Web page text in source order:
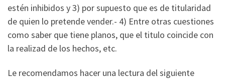
estén inhibidos y 3) por supuesto que es de titularidad
de quien lo pretende vender.- 4) Entre otras cuestiones
como saber que tiene planos, que el titulo coincide con
la realizad de los hechos, etc.
Le recomendamos hacer una lectura del siguiente